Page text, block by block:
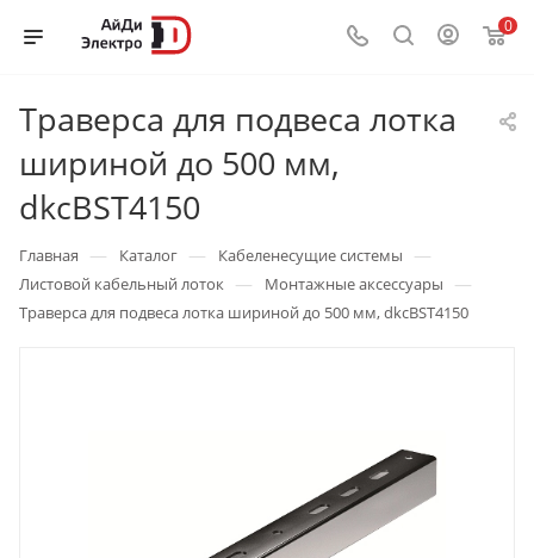
0
Траверса для подвеса лотка
шириной до 500 мм,
dkcBST4150
Главная — Каталог — Кабеленесущие системы —
Листовой кабельный лоток — Монтажные аксессуары —
Траверса для подвеса лотка шириной до 500 мм, dkcBST4150